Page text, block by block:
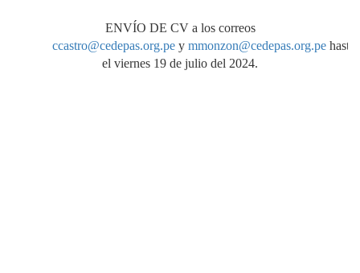
ENVÍO DE CV a los correos
ccastro@cedepas.org.pe y mmonzon@cedepas.org.pe hasta
el viernes 19 de julio del 2024.